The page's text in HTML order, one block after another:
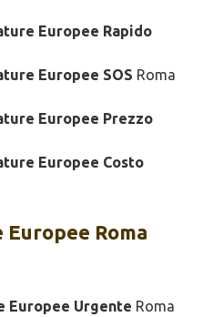
Europee Rapido
Europee SOS Roma
Europee Prezzo
Europee Costo
Roma
Europee Urgente Roma